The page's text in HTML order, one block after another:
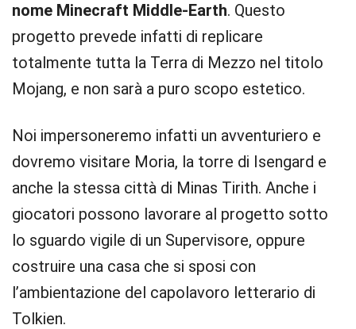
nome Minecraft Middle-Earth. Questo
progetto prevede infatti di replicare
totalmente tutta la Terra di Mezzo nel titolo
Mojang, e non sarà a puro scopo estetico.
Noi impersoneremo infatti un avventuriero e
dovremo visitare Moria, la torre di Isengard e
anche la stessa città di Minas Tirith. Anche i
giocatori possono lavorare al progetto sotto
lo sguardo vigile di un Supervisore, oppure
costruire una casa che si sposi con
l’ambientazione del capolavoro letterario di
Tolkien.